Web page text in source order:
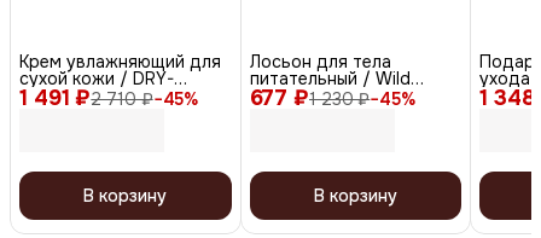
1 491 ₽2 710 ₽−45%
Крем увлажняющий для
сухой кожи / DRY-
Control Hydrator, 50 мл
В корзину
677 ₽1 230 ₽−45%
Лосьон для тела
питательный / Wild
Flowers, 200 мл
В корзину
1
ухода
(гель
мист,